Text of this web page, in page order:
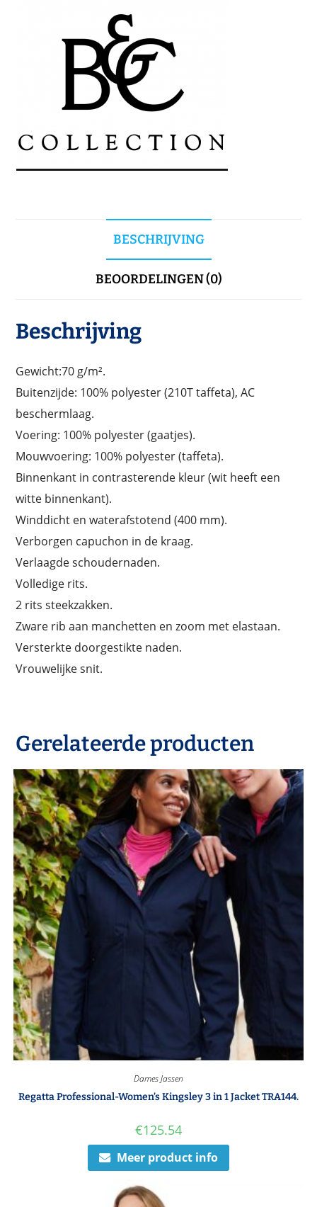
BESCHRIJVING
BEOORDELINGEN (0)
Beschrijving
Gewicht:70 g/m².
Buitenzijde: 100% polyester (210T taffeta), AC
beschermlaag.
Voering: 100% polyester (gaatjes).
Mouwvoering: 100% polyester (taffeta).
Binnenkant in contrasterende kleur (wit heeft een
witte binnenkant).
Winddicht en waterafstotend (400 mm).
Verborgen capuchon in de kraag.
Verlaagde schoudernaden.
Volledige rits.
2 rits steekzakken.
Zware rib aan manchetten en zoom met elastaan.
Versterkte doorgestikte naden.
Vrouwelijke snit.
Gerelateerde producten
Dames Jassen
Regatta Professional-Women’s Kingsley 3 in 1 Jacket TRA144.
€125.54
Meer product info